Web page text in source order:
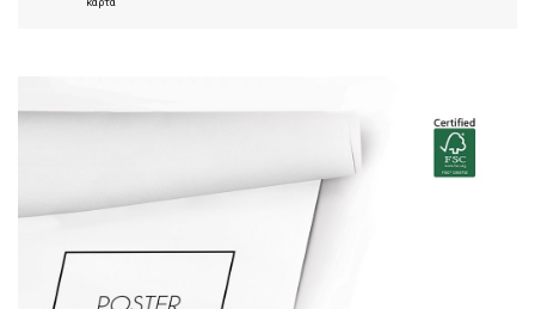
κάρτα